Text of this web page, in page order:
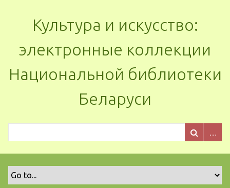
Культура и искусство:
электронные коллекции
Национальной библиотеки
Беларуси